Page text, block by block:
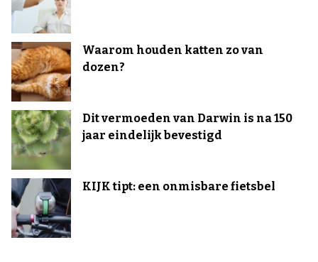
Waarom houden katten zo van
dozen?
Dit vermoeden van Darwin is na 150
jaar eindelijk bevestigd
KIJK tipt: een onmisbare fietsbel